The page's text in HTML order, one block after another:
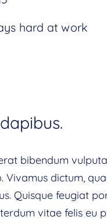
hard at work
bibendum
dictum,
Quisque feugiat
vitae felis eu